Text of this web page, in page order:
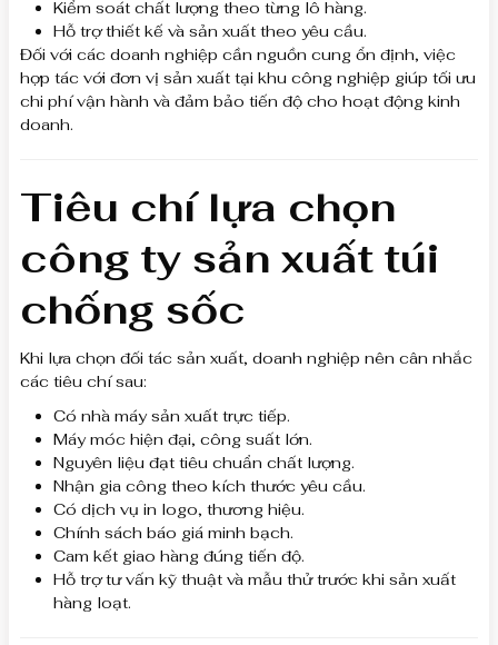
Kiểm soát chất lượng theo từng lô hàng.
Hỗ trợ thiết kế và sản xuất theo yêu cầu.
Đối với các doanh nghiệp cần nguồn cung ổn định, việc
hợp tác với đơn vị sản xuất tại khu công nghiệp giúp tối ưu
chi phí vận hành và đảm bảo tiến độ cho hoạt động kinh
doanh.
Tiêu chí lựa chọn
công ty sản xuất túi
chống sốc
Khi lựa chọn đối tác sản xuất, doanh nghiệp nên cân nhắc
các tiêu chí sau:
Có nhà máy sản xuất trực tiếp.
Máy móc hiện đại, công suất lớn.
Nguyên liệu đạt tiêu chuẩn chất lượng.
Nhận gia công theo kích thước yêu cầu.
Có dịch vụ in logo, thương hiệu.
Chính sách báo giá minh bạch.
Cam kết giao hàng đúng tiến độ.
Hỗ trợ tư vấn kỹ thuật và mẫu thử trước khi sản xuất
hàng loạt.